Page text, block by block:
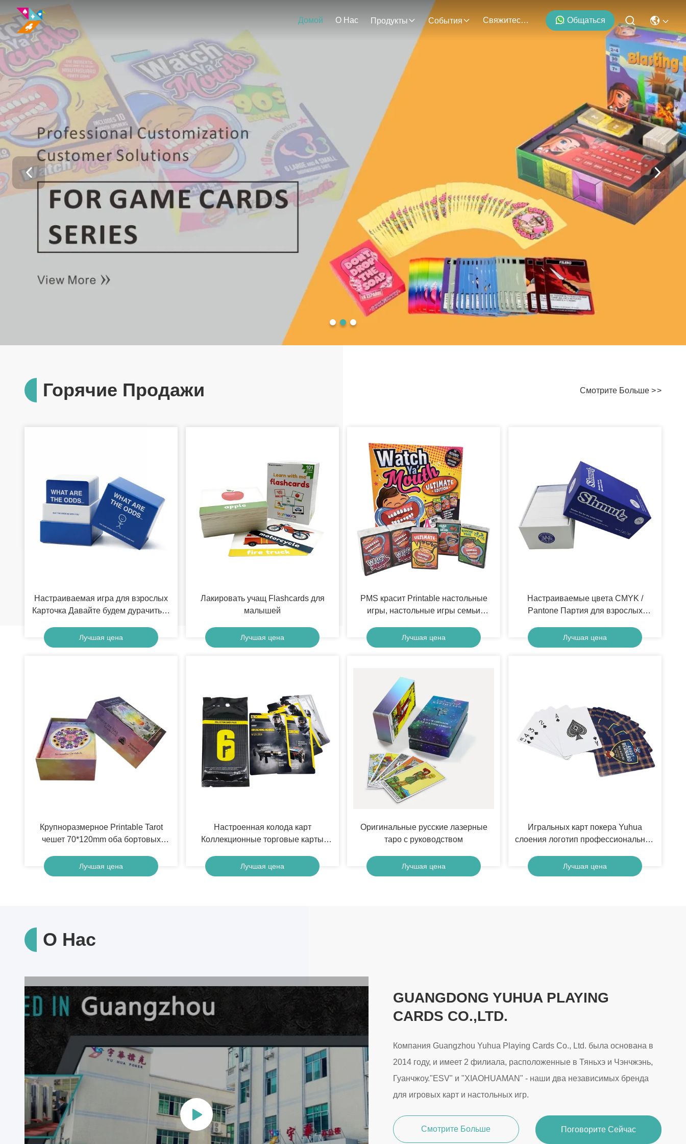
Домой О Нас Продукты События Свяжитесь С Нами Общаться
Горячие Продажи Смотрите Больше >>
Настраиваемая игра для взрослых
Карточка Давайте будем дурачиться
Лучшая цена
Лакировать учащ Flashcards для
малышей
Лучшая цена
PMS красит Printable настольные
игры, настольные игры семьи
Лучшая цена
Настраиваемые цвета CMYK /
Pantone Партия для взрослых
веселья Семейное развлечение
Лучшая цена
Крупноразмерное Printable Tarot
чешет 70*120mm оба бортовых
Лучшая цена
Настроенная колода карт
Коллекционные торговые карты
карты Игры Бустерная упаковка
Лучшая цена
Оригинальные русские лазерные
таро с руководством
Лучшая цена
Игральных карт покера Yuhua
слоения логотип профессиональных
Лучшая цена
О Нас
GUANGDONG YUHUA PLAYING
CARDS CO.,LTD.
Компания Guangzhou Yuhua Playing Cards Co., Ltd. была основана в
2014 году, и имеет 2 филиала, расположенные в Тяньхэ и Чэнчжэнь,
Гуанчжоу."ESV" и "XIAOHUAMAN" - наши два независимых бренда
для игровых карт и настольных игр.
Смотрите Больше Поговорите Сейчас